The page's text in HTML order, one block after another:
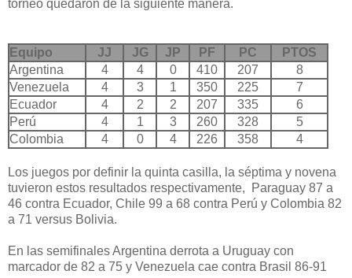
torneo quedaron de la siguiente manera.
Equipo JJ JG JP PF PC
PTOS
Argentina
4 4 0 410 207
8
Venezuela
4 3 1 350 225
7
Ecuador
4 2 2 207 335
6
Perú
4 1 3 260 328
5
Colombia
4 0 4 226 358 4
Los juegos por definir la quinta casilla, la séptima y novena
tuvieron estos resultados respectivamente, Paraguay 87 a
46 contra Ecuador, Chile 99 a 68 contra Perú y Colombia 82
a 71 versus Bolivia.
En las semifinales Argentina derrota a Uruguay con
marcador de 82 a 75 y Venezuela cae contra Brasil 86-91